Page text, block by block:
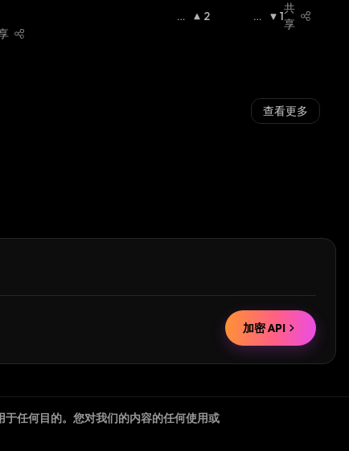
看
2
看
1
共
享
查看更多
加密 API
任何目的。您对我们的内容的任何使用或